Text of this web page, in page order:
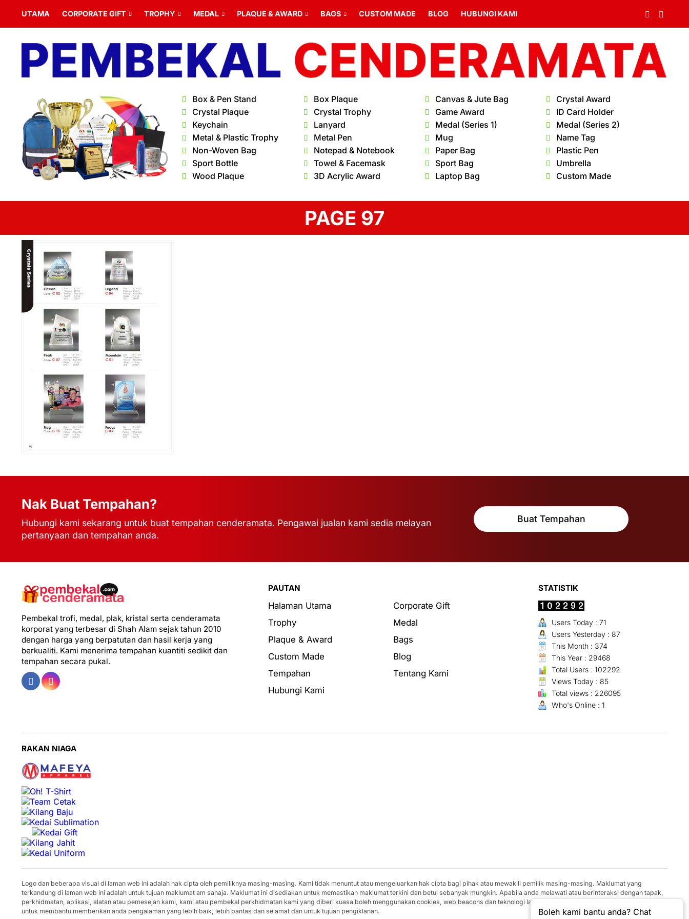
UTAMA CORPORATE GIFT TROPHY MEDAL PLAQUE & AWARD BAGS CUSTOM MADE BLOG HUBUNGI KAMI
Box & Pen Stand Box Plaque Canvas & Jute Bag
Crystal Award
Crystal Plaque
Crystal Trophy Game Award
ID Card Holder
Keychain
Lanyard Medal (Series 1)
Medal (Series 2)
Metal & Plastic Trophy
Metal Pen Mug
Name Tag
Non-Woven Bag
Notepad & Notebook Paper Bag
Plastic Pen
Sport Bottle
Towel & Facemask Sport Bag
Umbrella
Wood Plaque
3D Acrylic Award Laptop Bag Custom Made
PAGE 97
Nak Buat Tempahan?
Hubungi kami sekarang untuk buat tempahan cenderamata. Pengawai jualan kami sedia melayan
pertanyaan dan tempahan anda.
Buat Tempahan
Pembekal trofi, medal, plak, kristal serta cenderamata
korporat yang terbesar di Shah Alam sejak tahun 2010
dengan harga yang berpatutan dan hasil kerja yang
berkualiti. Kami menerima tempahan kuantiti sedikit dan
tempahan secara pukal.
PAUTAN
Halaman Utama
Corporate Gift
Trophy
Medal
Plaque & Award
Bags
Custom Made
Blog
Tempahan
Tentang Kami
Hubungi Kami
STATISTIK
Users Today : 71
Users Yesterday : 87
This Month : 374
This Year : 29468
Total Users : 102292
Views Today : 85
Total views : 226095
Who's Online : 1
RAKAN NIAGA
Logo dan beberapa visual di laman web ini adalah hak cipta oleh pemiliknya masing-masing. Kami tidak menuntut atau mengeluarkan hak cipta bagi pihak atau mewakili pemilik masing-masing. Maklumat yang
terkandung di laman web ini adalah untuk tujuan maklumat am sahaja. Maklumat ini disediakan untuk memastikan maklumat terkini dan betul sebanyak mungkin. Apabila anda melawati atau berinteraksi dengan tapak,
perkhidmatan, aplikasi, alatan atau pemesejan kami, kami atau pembekal perkhidmatan kami yang diberi kuasa boleh menggunakan cookies, web beacons dan teknologi lain yang serupa untuk menyimpan maklumat
untuk membantu memberikan anda pengalaman yang lebih baik, lebih pantas dan selamat dan untuk tujuan pengiklanan.
Boleh kami bantu anda? Chat